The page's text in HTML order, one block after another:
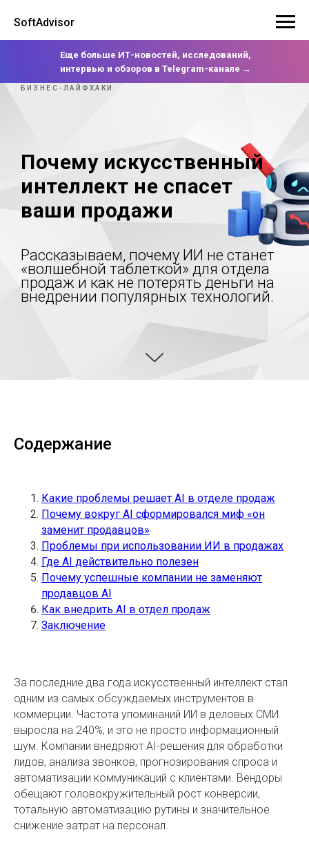
SoftAdvisor
Еще больше ИТ-новостей, исследований,
интервью и обзоров в Telegram-канале →
БИЗНЕС-ЛАЙФХАКИ
Почему искусственный
интеллект не спасет
ваши продажи
Рассказываем, почему ИИ не станет
«волшебной таблеткой» для отдела
продаж и как не потерять деньги на
внедрении популярных технологий.
Содержание
Какие проблемы решает AI в отделе продаж
Почему вокруг AI сформировался миф «он
заменит продавцов»
Проблемы при использовании ИИ в продажах
Где AI действительно полезен
Почему успешные компании не заменяют
продавцов AI
Как внедрить AI в отдел продаж
Заключение
За последние два года искусственный интеллект стал
одним из самых обсуждаемых инструментов в
коммерции. Частота упоминаний ИИ в деловых СМИ
выросла на 240%, и это не просто информационный
шум. Компании внедряют AI-решения для обработки
лидов, анализа звонков, прогнозирования спроса и
автоматизации коммуникаций с клиентами. Вендоры
обещают головокружительный рост конверсии,
тотальную автоматизацию рутины и значительное
снижение затрат на персонал.